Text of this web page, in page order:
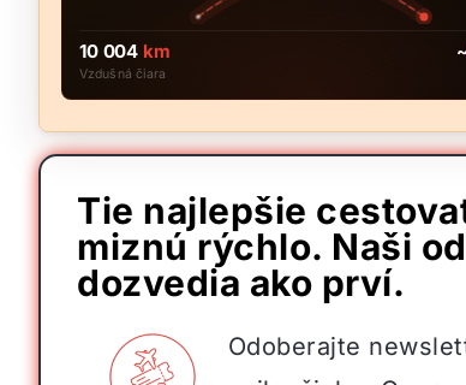
10 004 km
Vzdušná čiara
Tie najlepšie
miznú rýchlo. Naši
dozvedia ako prví.
Odoberajte